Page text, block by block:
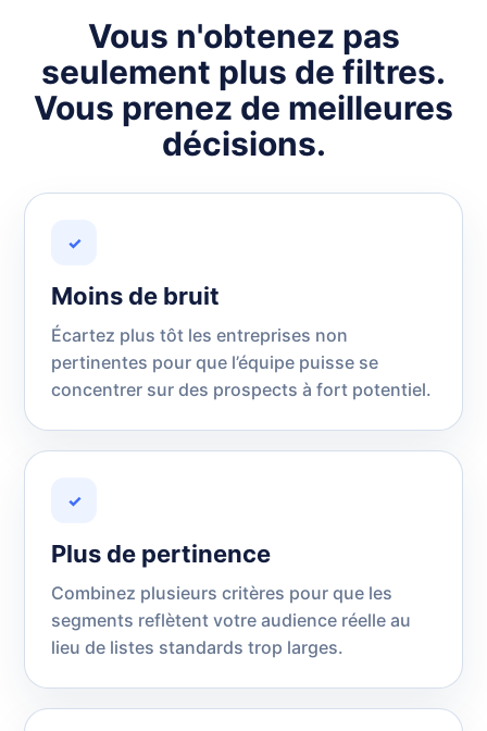
Vous n'obtenez pas
seulement plus de filtres.
Vous prenez de meilleures
décisions.
✓
Moins de bruit
Écartez plus tôt les entreprises non
pertinentes pour que l’équipe puisse se
concentrer sur des prospects à fort potentiel.
✓
Plus de pertinence
Combinez plusieurs critères pour que les
segments reflètent votre audience réelle au
lieu de listes standards trop larges.